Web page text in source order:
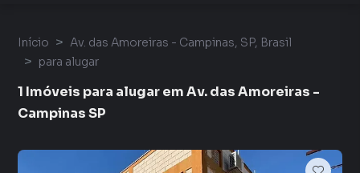
Início
Av. das Amoreiras - Campinas, SP, Brasil
para alugar
1 Imóveis para alugar em Av. das Amoreiras -
Campinas SP